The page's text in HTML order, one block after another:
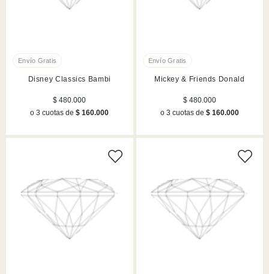
Disney Classics Bambi
$ 480.000
o 3 cuotas de$ 160.000
Mickey & Friends Donald
$ 480.000
o 3 cuotas de $ 160.000